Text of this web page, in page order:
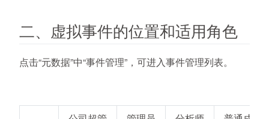
二、虚拟事件的位置和适用角色
点击“元数据”中“事件管理”，可进入事件管理列表。